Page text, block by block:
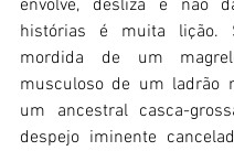
envolve, desliza e não
histórias é muita lição.
mordida de um
musculoso de um ladrão
um ancestral casca-
despejo iminente